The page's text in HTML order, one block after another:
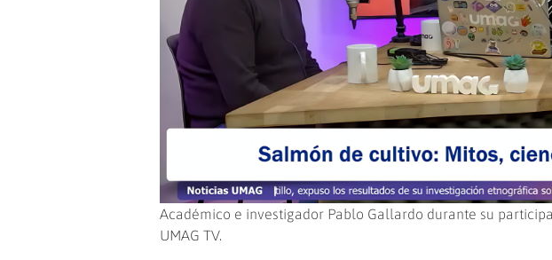
Académico e investigador Pablo Gallardo durante su
UMAG TV.